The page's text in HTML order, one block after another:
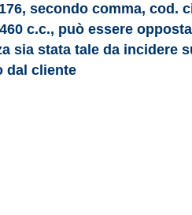
secondo comma, cod.
c.c., può essere
sia stata tale da incidere
dal cliente